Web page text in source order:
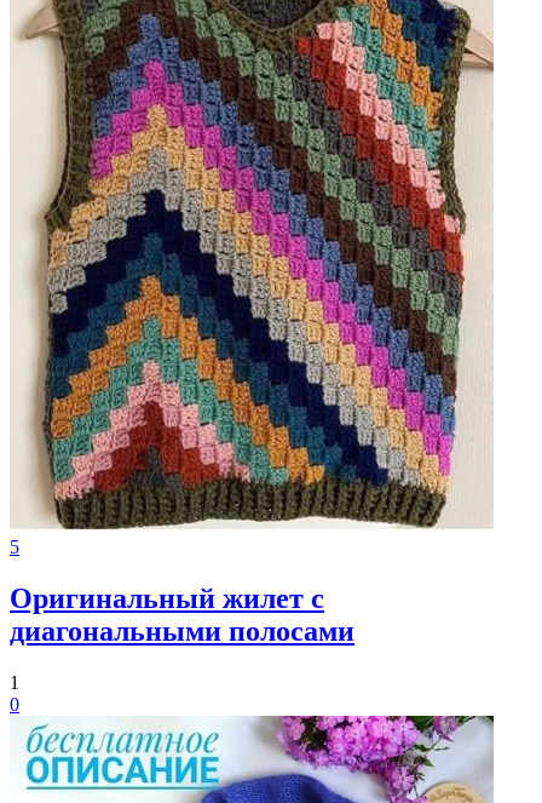
5
Оригинальный жилет с
диагональными полосами
1
0